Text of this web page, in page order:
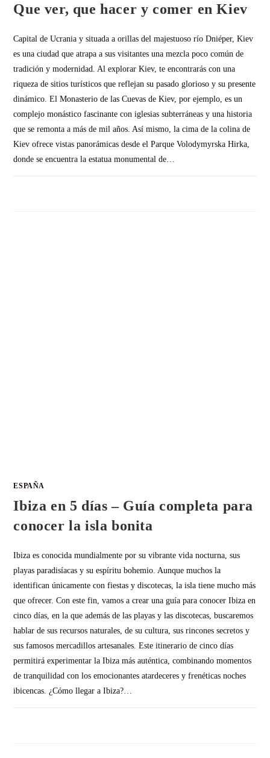
Que ver, que hacer y comer en Kiev
Capital de Ucrania y situada a orillas del majestuoso río Dniéper, Kiev
es una ciudad que atrapa a sus visitantes una mezcla poco común de
tradición y modernidad. Al explorar Kiev, te encontrarás con una
riqueza de sitios turísticos que reflejan su pasado glorioso y su presente
dinámico. El Monasterio de las Cuevas de Kiev, por ejemplo, es un
complejo monástico fascinante con iglesias subterráneas y una historia
que se remonta a más de mil años. Así mismo, la cima de la colina de
Kiev ofrece vistas panorámicas desde el Parque Volodymyrska Hirka,
donde se encuentra la estatua monumental de…
ESPAÑA
Ibiza en 5 días – Guía completa para
conocer la isla bonita
Ibiza es conocida mundialmente por su vibrante vida nocturna, sus
playas paradisíacas y su espíritu bohemio. Aunque muchos la
identifican únicamente con fiestas y discotecas, la isla tiene mucho más
que ofrecer. Con este fin, vamos a crear una guía para conocer Ibiza en
cinco días, en la que además de las playas y las discotecas, buscaremos
hablar de sus recursos naturales, de su cultura, sus rincones secretos y
sus famosos mercadillos artesanales. Este itinerario de cinco días
permitirá experimentar la Ibiza más auténtica, combinando momentos
de tranquilidad con los emocionantes atardeceres y frenéticas noches
ibicencas. ¿Cómo llegar a Ibiza?…